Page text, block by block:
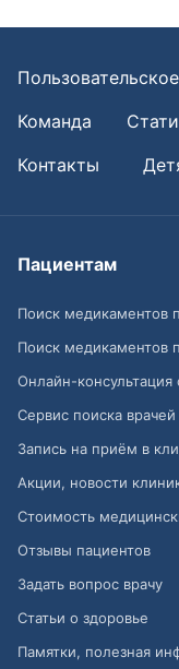
Команда
Контакты
Пациентам
Поиск медикаментов
Поиск медикаментов
Онлайн-консультация
Сервис поиска
Запись на приём в
Акции, новости
Стоимость
Отзывы пациентов
Задать вопрос врачу
Статьи о здоровье
Памятки, полезная